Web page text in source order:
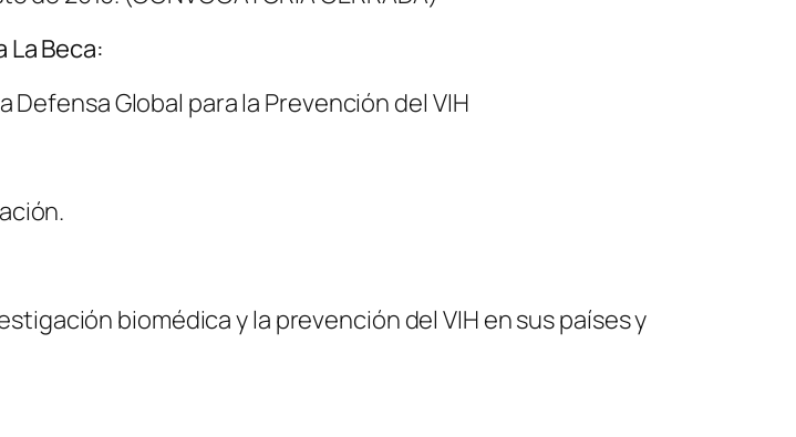
Beca:
Defensa Global para la Prevención del VIH
biomédica y la prevención del VIH en sus países y